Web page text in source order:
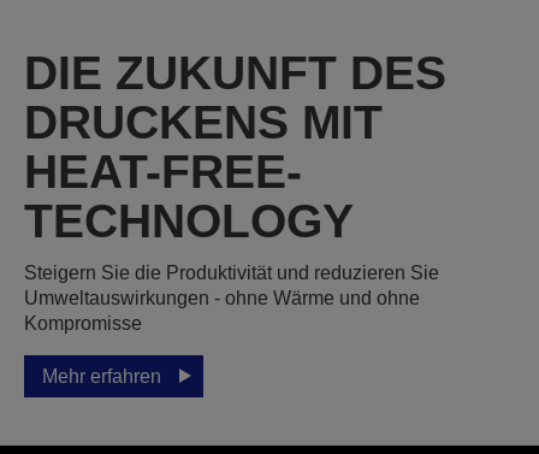
DIE ZUKUNFT DES
DRUCKENS MIT
HEAT-FREE-
TECHNOLOGY
Steigern Sie die Produktivität und reduzieren Sie
Umweltauswirkungen - ohne Wärme und ohne
Kompromisse
Mehr erfahren